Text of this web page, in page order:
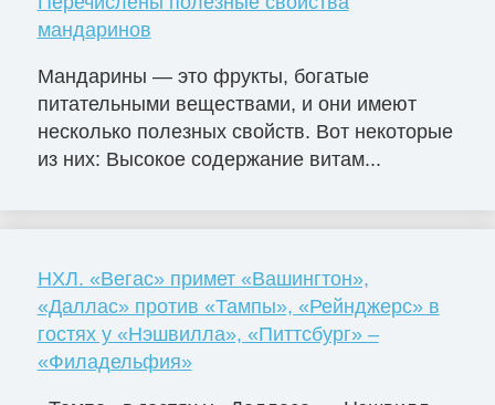
мандаринов
Мандарины — это фрукты, богатые
питательными веществами, и они имеют
несколько полезных свойств. Вот некоторые
из них: Высокое содержание витам...
НХЛ. «Вегас» примет «Вашингтон»,
«Даллас» против «Тампы», «Рейнджерс» в
гостях у «Нэшвилла», «Питтсбург» –
«Филадельфия»